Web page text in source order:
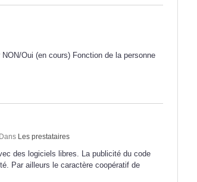
Oui (en cours) Fonction de la personne
Les prestataires
des logiciels libres. La publicité du code
Par ailleurs le caractère coopératif de